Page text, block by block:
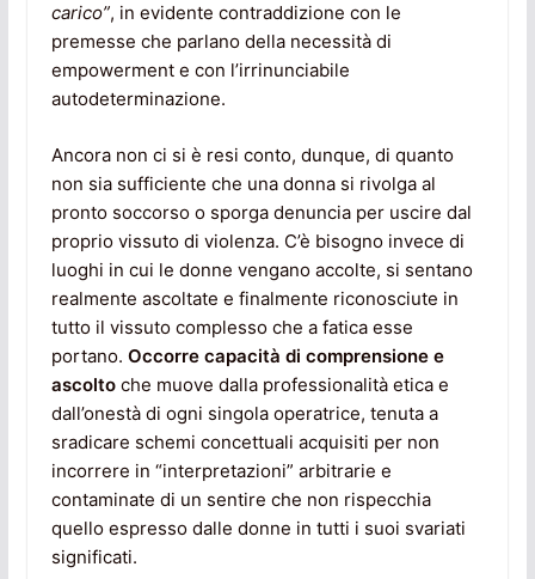
carico”, in evidente contraddizione con le
premesse che parlano della necessità di
empowerment e con l’irrinunciabile
autodeterminazione.
Ancora non ci si è resi conto, dunque, di quanto
non sia sufficiente che una donna si rivolga al
pronto soccorso o sporga denuncia per uscire dal
proprio vissuto di violenza. C’è bisogno invece di
luoghi in cui le donne vengano accolte, si sentano
realmente ascoltate e finalmente riconosciute in
tutto il vissuto complesso che a fatica esse
portano. Occorre capacità di comprensione e
ascoltoche muove dalla professionalità etica e
dall’onestà di ogni singola operatrice, tenuta a
sradicare schemi concettuali acquisiti per non
incorrere in “interpretazioni” arbitrarie e
contaminate di un sentire che non rispecchia
quello espresso dalle donne in tutti i suoi svariati
significati.